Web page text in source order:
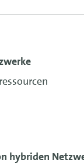
hybriden